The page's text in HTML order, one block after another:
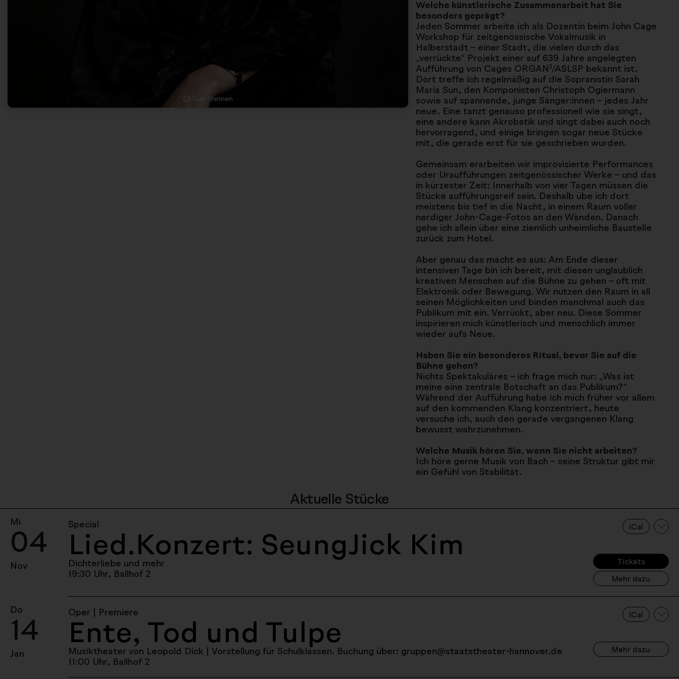
© Dan Hannen
Welche künstlerische Zusammenarbeit hat Sie
besonders geprägt?
Jeden Sommer arbeite ich als Dozentin beim John Cage
Workshop für zeitgenössische Vokalmusik in
Halberstadt – einer Stadt, die vielen durch das
„verrückte“ Projekt einer auf 639 Jahre angelegten
Aufführung von Cages ORGAN²/ASLSP bekannt ist.
Dort treffe ich regelmäßig auf die Sopranistin Sarah
Maria Sun, den Komponisten Christoph Ogiermann
sowie auf spannende, junge Sänger:innen – jedes Jahr
neue. Eine tanzt genauso professionell wie sie singt,
eine andere kann Akrobatik und singt dabei auch noch
hervorragend, und einige bringen sogar neue Stücke
mit, die gerade erst für sie geschrieben wurden.
Gemeinsam erarbeiten wir improvisierte Performances
oder Uraufführungen zeitgenössischer Werke – und das
in kürzester Zeit: Innerhalb von vier Tagen müssen die
Stücke aufführungsreif sein. Deshalb übe ich dort
meistens bis tief in die Nacht, in einem Raum voller
nerdiger John-Cage-Fotos an den Wänden. Danach
gehe ich allein über eine ziemlich unheimliche Baustelle
zurück zum Hotel.
Aber genau das macht es aus: Am Ende dieser
intensiven Tage bin ich bereit, mit diesen unglaublich
kreativen Menschen auf die Bühne zu gehen – oft mit
Elektronik oder Bewegung. Wir nutzen den Raum in all
seinen Möglichkeiten und binden manchmal auch das
Publikum mit ein. Verrückt, aber neu. Diese Sommer
inspirieren mich künstlerisch und menschlich immer
wieder aufs Neue.
Haben Sie ein besonderes Ritual, bevor Sie auf die
Bühne gehen?
Nichts Spektakuläres – ich frage mich nur: „Was ist
meine eine zentrale Botschaft an das Publikum?“
Während der Aufführung habe ich mich früher vor allem
auf den kommenden Klang konzentriert, heute
versuche ich, auch den gerade vergangenen Klang
bewusst wahrzunehmen.
Welche Musik hören Sie, wenn Sie nicht arbeiten?
Ich höre gerne Musik von Bach – seine Struktur gibt mir
ein Gefühl von Stabilität.
Aktuelle Stücke
Mi
04
Nov
Special
Lied.Konzert: SeungJick Kim
Dichterliebe und mehr
19:30 Uhr, Ballhof 2
iCal
Tickets
Mehr dazu
Do
14
Jan
Oper | Premiere
Ente, Tod und Tulpe
Musiktheater von Leopold Dick | Vorstellung für Schulklassen. Buchung über: gruppen@staatstheater-hannover.de
11:00 Uhr, Ballhof 2
iCal
Mehr dazu